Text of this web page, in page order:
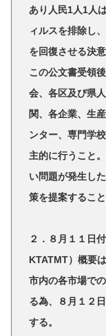
あり人民1人1人
ィルスを排除し
を回復させる決
この公文書受領
会、各区及び県
関、各企業、生
ンター、専門学
主的に行うこと
い問題が発生し
策を提案すること
２．８月１１日
KTATMT）概要
市内の各市場で
る為、８月１２
する。